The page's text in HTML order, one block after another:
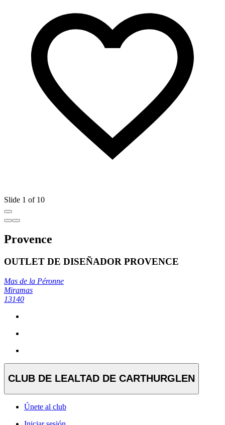
Slide 1 of 10
Provence
OUTLET DE DISEÑADOR PROVENCE
Mas de la Péronne
Miramas
13140
CLUB DE LEALTAD DE CARTHURGLEN
Únete al club